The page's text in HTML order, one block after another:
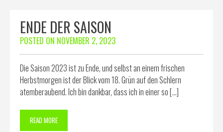
ENDE DER SAISON
POSTED ON NOVEMBER 2, 2023
Die Saison 2023 ist zu Ende, und selbst an einem frischen
Herbstmorgen ist der Blick vom 18. Grün auf den Schlern
atemberaubend. Ich bin dankbar, dass ich in einer so […]
READ MORE